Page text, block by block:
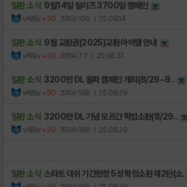
일판 소식 9월14일 릴리즈 3700일 캠페인
v세토v +30 조회수:106 | 25.09.14
일판 소식 9월 교환권(2025)교환 아이템 안내
v세토v +30 조회수:77 | 25.08.31
일판 소식 3200만 DL 돌파 캠페인 개최(8/29~9..
v세토v +30 조회수:168 | 25.08.29
일판 소식 3200만 DL 기념 모르간 픽업소환(8/29..
v세토v +30 조회수:168 | 25.08.29
일판 소식 스타트 대쉬 기간한정 5성 확정소환 제2탄(소..